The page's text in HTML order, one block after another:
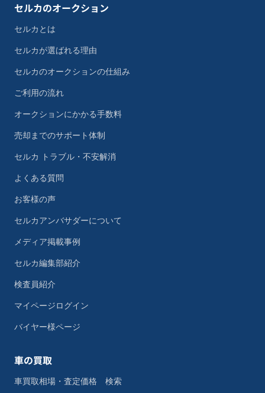
セルカのオークション
セルカとは
セルカが選ばれる理由
セルカのオークションの仕組み
ご利用の流れ
オークションにかかる手数料
売却までのサポート体制
セルカ トラブル・不安解消
よくある質問
お客様の声
セルカアンバサダーについて
メディア掲載事例
セルカ編集部紹介
検査員紹介
マイページログイン
バイヤー様ページ
車の買取
車買取相場・査定価格 検索